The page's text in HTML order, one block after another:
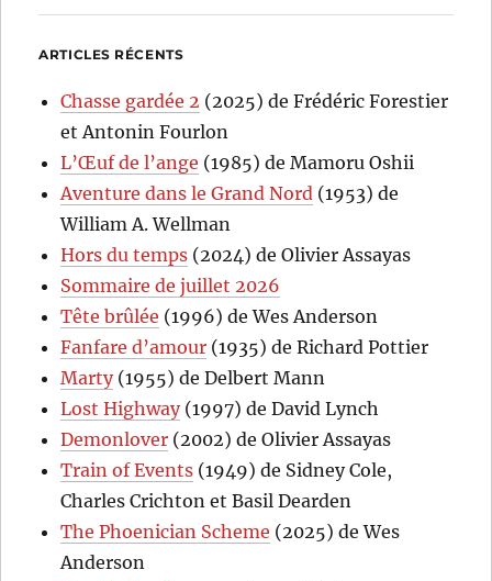
ARTICLES RÉCENTS
Chasse gardée 2 (2025) de Frédéric Forestier
et Antonin Fourlon
L’Œuf de l’ange (1985) de Mamoru Oshii
Aventure dans le Grand Nord (1953) de
William A. Wellman
Hors du temps (2024) de Olivier Assayas
Sommaire de juillet 2026
Tête brûlée (1996) de Wes Anderson
Fanfare d’amour (1935) de Richard Pottier
Marty(1955) de Delbert Mann
Lost Highway(1997) de David Lynch
Demonlover (2002) de Olivier Assayas
Train of Events (1949) de Sidney Cole,
Charles Crichton et Basil Dearden
The Phoenician Scheme (2025) de Wes
Anderson